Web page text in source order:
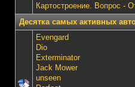
Картостроение. Вопрос -
Десятка самых активных
Evengard
Dio
Exterminator
Jack Mower
unseen